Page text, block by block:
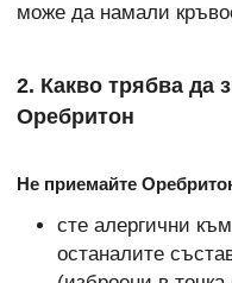
може да намали
2. Какво трябва да
Оребритон
Не приемайте
сте алергични
останалите